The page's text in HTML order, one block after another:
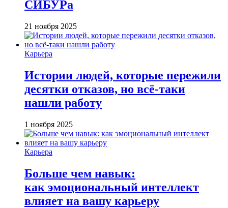
СИБУРа
21 ноября 2025
Карьера
Истории людей, которые пережили
десятки отказов, но всё-таки
нашли работу
1 ноября 2025
Карьера
Больше чем навык:
как эмоциональный интеллект
влияет на вашу карьеру